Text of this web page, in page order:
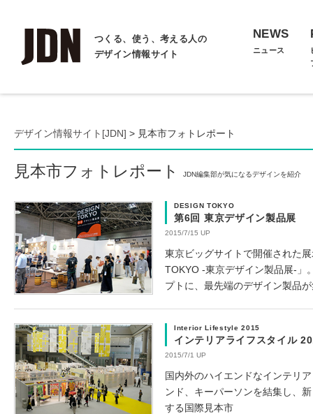
つくる、使う、考える人の
デザイン情報サイト
NEWS
ニュース
デザイン情報サイト[JDN] > 見本市フォトレポート
見本市フォトレポート JDN編集部が気になるデザインを紹介
DESIGN TOKYO
第6回 東京デザイン製品展
2015/7/15 UP
東京ビッグサイトで開催された
TOKYO -東京デザイン製品展-」
プトに、最先端のデザイン製品
Interior Lifestyle 2015
インテリアライフスタイル
2015/7/1 UP
国内外のハイエンドなインテリ
ンド、キーパーソンを結集し、
する国際見本市